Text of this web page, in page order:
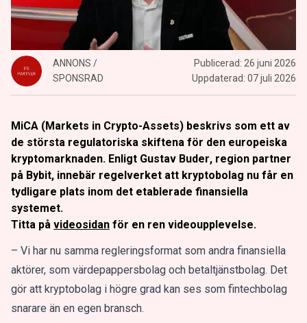
ANNONS /
SPONSRAD
Publicerad: 26 juni 2026
Uppdaterad: 07 juli 2026
MiCA (Markets in Crypto-Assets) beskrivs som ett av
de största regulatoriska skiftena för den europeiska
kryptomarknaden. Enligt Gustav Buder, region partner
på Bybit, innebär regelverket att kryptobolag nu får en
tydligare plats inom det etablerade finansiella
systemet.
Titta på videosidan för en ren videoupplevelse.
– Vi har nu samma regleringsformat som andra finansiella
aktörer, som värdepappersbolag och betaltjänstbolag. Det
gör att kryptobolag i högre grad kan ses som fintechbolag
snarare än en egen bransch.